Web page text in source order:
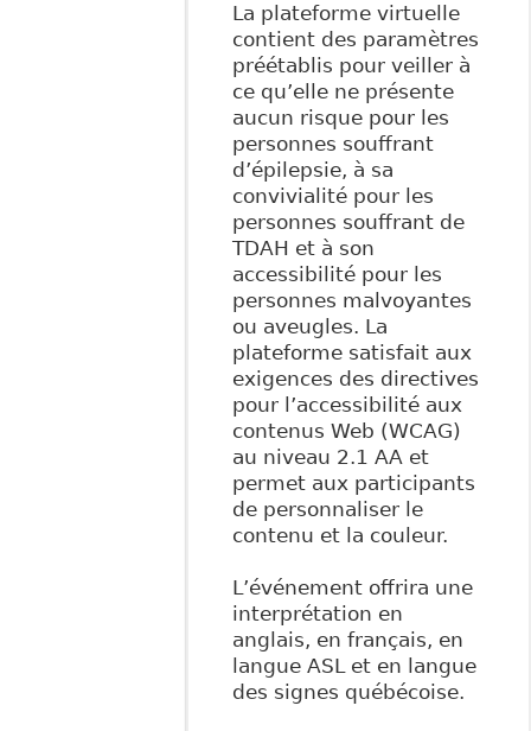
La plateforme virtuelle
contient des paramètres
préétablis pour veiller à
ce qu’elle ne présente
aucun risque pour les
personnes souffrant
d’épilepsie, à sa
convivialité pour les
personnes souffrant de
TDAH et à son
accessibilité pour les
personnes malvoyantes
ou aveugles. La
plateforme satisfait aux
exigences des directives
pour l’accessibilité aux
contenus Web (WCAG)
au niveau 2.1 AA et
permet aux participants
de personnaliser le
contenu et la couleur.
L’événement offrira une
interprétation en
anglais, en français, en
langue ASL et en langue
des signes québécoise.